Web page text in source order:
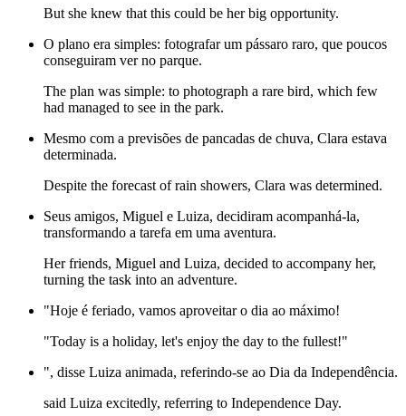
But she knew that this could be her big opportunity.
O plano era simples: fotografar um pássaro raro, que poucos
conseguiram ver no parque.
The plan was simple: to photograph a rare bird, which few
had managed to see in the park.
Mesmo com a previsões de pancadas de chuva, Clara estava
determinada.
Despite the forecast of rain showers, Clara was determined.
Seus amigos, Miguel e Luiza, decidiram acompanhá-la,
transformando a tarefa em uma aventura.
Her friends, Miguel and Luiza, decided to accompany her,
turning the task into an adventure.
"Hoje é feriado, vamos aproveitar o dia ao máximo!
"Today is a holiday, let's enjoy the day to the fullest!"
", disse Luiza animada, referindo-se ao Dia da Independência.
said Luiza excitedly, referring to Independence Day.